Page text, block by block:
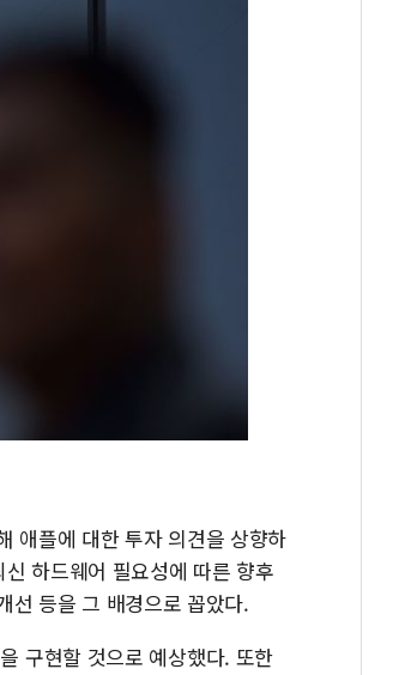
애플에 대한 투자 의견을 상향하
하드웨어 필요성에 따른 향후
선 등을 그 배경으로 꼽았다.
구현할 것으로 예상했다. 또한